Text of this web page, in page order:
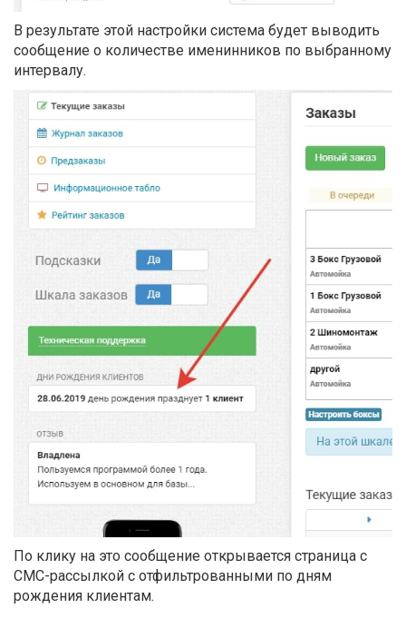
В результате этой настройки система будет выводить
сообщение о количестве именинников по выбранному
интервалу.
По клику на это сообщение открывается страница с
СМС-рассылкой с отфильтрованными по дням
рождения клиентам.